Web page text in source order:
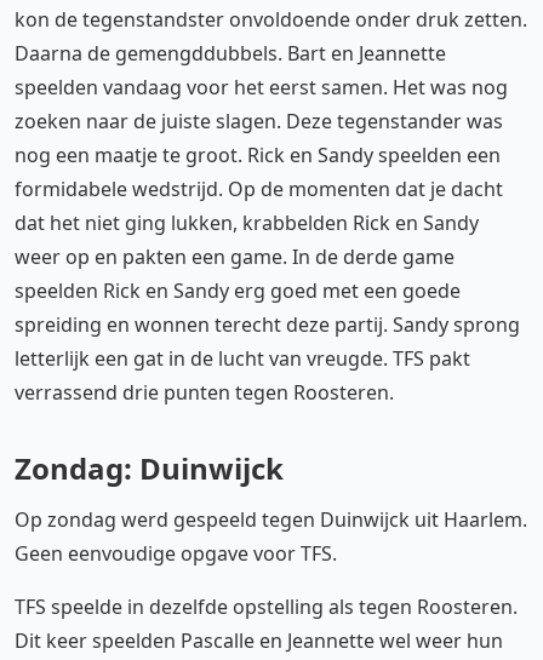
kon de tegenstandster onvoldoende onder druk zetten.
Daarna de gemengddubbels. Bart en Jeannette
speelden vandaag voor het eerst samen. Het was nog
zoeken naar de juiste slagen. Deze tegenstander was
nog een maatje te groot. Rick en Sandy speelden een
formidabele wedstrijd. Op de momenten dat je dacht
dat het niet ging lukken, krabbelden Rick en Sandy
weer op en pakten een game. In de derde game
speelden Rick en Sandy erg goed met een goede
spreiding en wonnen terecht deze partij. Sandy sprong
letterlijk een gat in de lucht van vreugde. TFS pakt
verrassend drie punten tegen Roosteren.
Zondag: Duinwijck
Op zondag werd gespeeld tegen Duinwijck uit Haarlem.
Geen eenvoudige opgave voor TFS.
TFS speelde in dezelfde opstelling als tegen Roosteren.
Dit keer speelden Pascalle en Jeannette wel weer hun